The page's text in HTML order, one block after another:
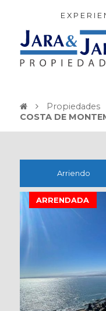
Propiedades
COSTA DE
Arriendo
ARRENDADA